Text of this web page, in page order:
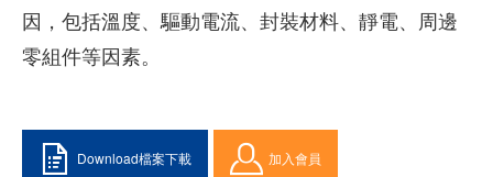
因，包括溫度、驅動電流、封裝材料、靜電、周邊
零組件等因素。
Download檔案下載 加入會員